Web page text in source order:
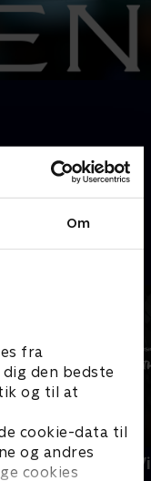
Om
fra
den bedste
og til at
cookie-data til
og andres
cookiesStar Wars: